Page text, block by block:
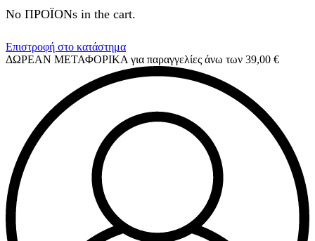
No ΠΡΟΪΟΝs in the cart.
Επιστροφή στο κατάστημα
ΔΩΡΕΑΝ ΜΕΤΑΦΟΡΙΚΑ για παραγγελίες άνω των 39,00 €